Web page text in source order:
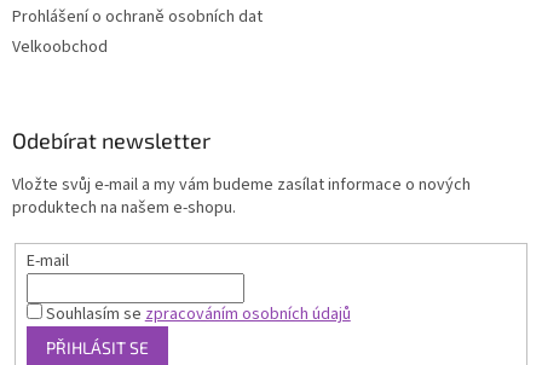
Prohlášení o ochraně osobních dat
Velkoobchod
Odebírat newsletter
Vložte svůj e-mail a my vám budeme zasílat informace o nových
produktech na našem e-shopu.
E-mail
Souhlasím sezpracováním osobních údajů
PŘIHLÁSIT SE